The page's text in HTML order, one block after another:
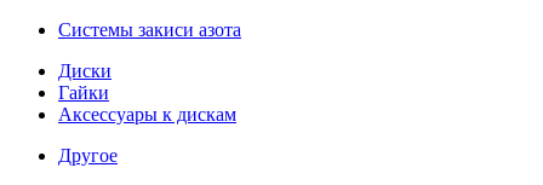
Системы закиси азота
Диски
Гайки
Аксессуары к дискам
Другое